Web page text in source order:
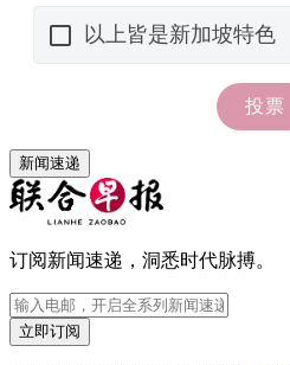
新闻速递
订阅新闻速递，洞悉时代脉搏。
立即订阅